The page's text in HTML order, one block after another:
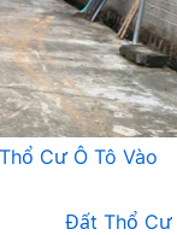
Cư Ô Tô Vào
Đất Thổ Cư